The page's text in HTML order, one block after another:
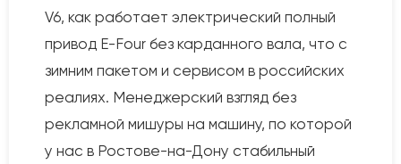
V6, как работает электрический полный
привод E-Four без карданного вала, что с
зимним пакетом и сервисом в российских
реалиях. Менеджерский взгляд без
рекламной мишуры на машину, по которой
у нас в Ростове-на-Дону стабильный